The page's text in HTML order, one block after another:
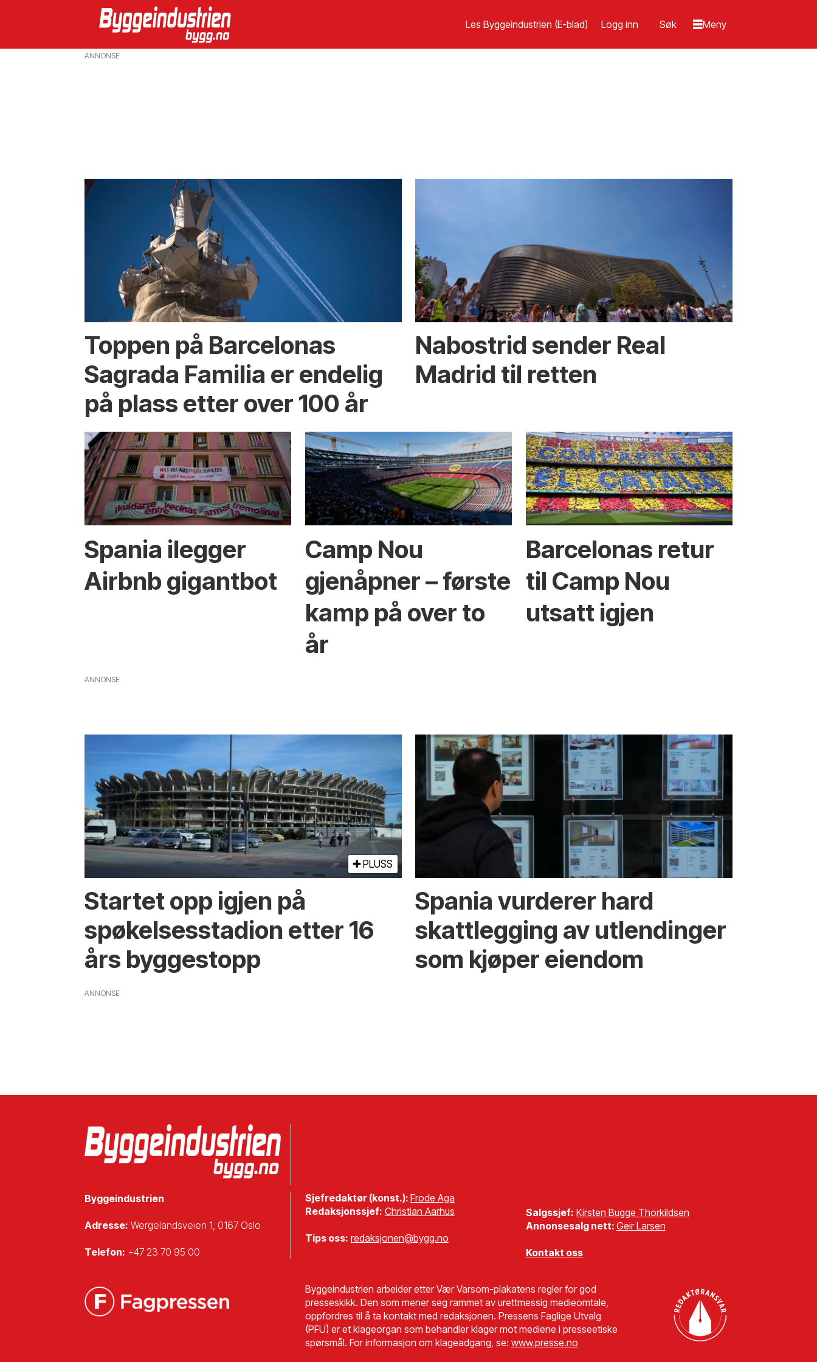
Les Byggeindustrien (E-blad) Logg inn
ANNONSE
Toppen på Barcelonas
Sagrada Familia er endelig
på plass etter over 100 år
Nabostrid sender Real
Madrid til retten
Spania ilegger
Airbnb gigantbot
Camp Nou
gjenåpner – første
kamp på over to
år
Barcelonas retur
til Camp Nou
utsatt igjen
ANNONSE
PLUSS
Startet opp igjen på
spøkelsesstadion etter 16
års byggestopp
Spania vurderer hard
skattlegging av utlendinger
som kjøper eiendom
ANNONSE
Byggeindustrien
Adresse: Wergelandsveien 1, 0167 Oslo
Telefon: +47 23 70 95 00
Sjefredaktør (konst.): Frode Aga
Redaksjonssjef: Christian Aarhus
Tips oss: redaksjonen@bygg.no
Salgssjef: Kirsten Bugge Thorkildsen
Annonsesalg nett: Geir Larsen
Kontakt oss
Byggeindustrien arbeider etter Vær Varsom-plakatens regler for god
presseskikk. Den som mener seg rammet av urettmessig medieomtale,
oppfordres til å ta kontakt med redaksjonen. Pressens Faglige Utvalg
(PFU) er et klageorgan som behandler klager mot mediene i presseetiske
spørsmål. For informasjon om klageadgang, se: www.presse.no